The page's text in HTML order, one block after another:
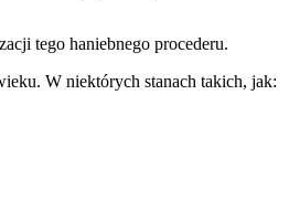
tego haniebnego procederu.
W niektórych stanach takich, jak: